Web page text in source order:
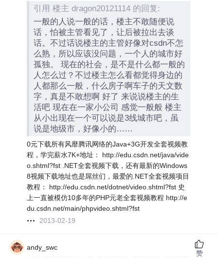
引用 楼主 dragon20121114 的回复:
一般的人说一般的话，楼主不敢随便说
话，怕被主管看见了，让后被拉出去谈
话。不过话说楼主的主管好像对csdn不怎
么熟，所以应该没问题，一个人的城市好
孤独。 现在的社会，是不是什么都一般的
人怎么过？不过楼主怎么看都觉得身边的
人都那么一般，什么房子啊车子的天文数
字，真是不敢想啊 好了 来说说楼主的生
活吧 现在在一家小公司 感觉一般般 楼主
从小出现在一个可以说是3线城市吧，虽
说是地级市，好像小的……
0元下载所有风靡腾讯网络的Java+3G开发全套视频教
程，学完薪水7K+地址： http://edu.csdn.net/java/vide
o.shtml?fst .NET全套视频下载，还有最新的Windows
8视频下载地址也是屌丝们，最爱的.NET全套视频项目
教程： http://edu.csdn.net/dotnet/video.shtml?fst 史
上一直被模仿10多年的PHP元老全套视频教程 http://e
du.csdn.net/main/phpvideo.shtml?fst
2013-02-19
andy_swc
赞